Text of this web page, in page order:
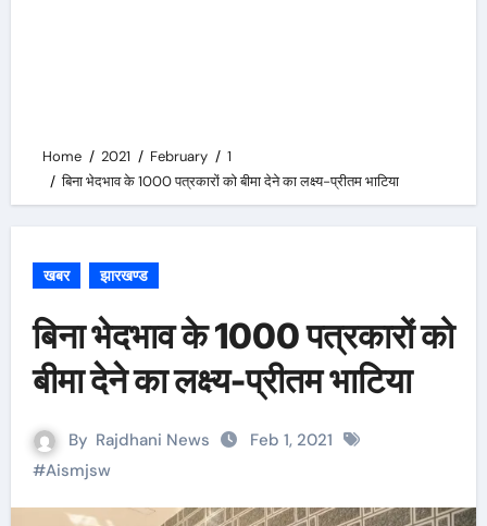
Home 2021 February
1
बिना भेदभाव के 1000 पत्रकारों को बीमा देने का लक्ष्य-प्रीतम भाटिया
खबर झारखण्ड
बिना भेदभाव के 1000 पत्रकारों को
बीमा देने का लक्ष्य-प्रीतम भाटिया
By Rajdhani News
Feb 1, 2021
#Aismjsw